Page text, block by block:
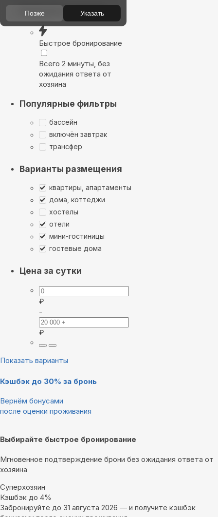
Выбирайте лучшее
Быстрое бронирование
Всего 2 минуты, без
ожидания ответа от
хозяина
Популярные фильтры
бассейн
включён завтрак
трансфер
Варианты размещения
квартиры, апартаменты
дома, коттеджи
хостелы
отели
мини-гостиницы
гостевые дома
Цена за сутки
₽
-
₽
Показать варианты
Кэшбэк до 30% за бронь
Вернём бонусами
после оценки проживания
Выбирайте быстрое бронирование
Мгновенное подтверждение брони без ожидания ответа от
хозяина
Суперхозяин
Кэшбэк до 4%
Забронируйте до 31 августа 2026 — и получите кэшбэк
Позже Указать